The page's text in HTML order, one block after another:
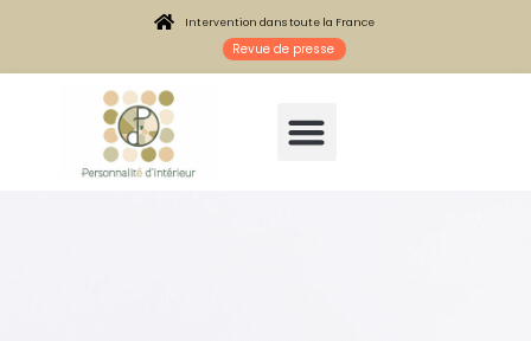
Intervention dans toute la France
Revue de presse